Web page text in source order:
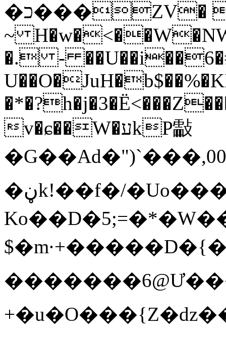
�כ���ZV� ]�$�] �T�?
~
�. -
v�ɕ��W�עkP㪮
�ڼk!��f�/�Uo���EmC@�?
����
+